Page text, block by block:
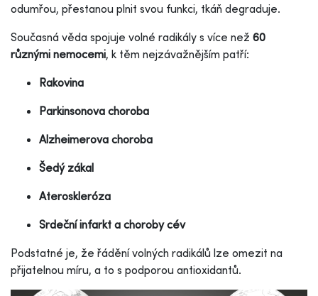
odumřou, přestanou plnit svou funkci, tkáň degraduje.
Současná věda spojuje volné radikály s více než 60
různými nemocemi, k těm nejzávažnějším patří:
Rakovina
Parkinsonova choroba
Alzheimerova choroba
Šedý zákal
Ateroskleróza
Srdeční infarkt a choroby cév
Podstatné je, že řádění volných radikálů lze omezit na
přijatelnou míru, a to s podporou antioxidantů.